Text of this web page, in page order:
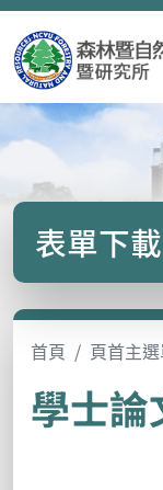
表單下載
首頁 頁首主
學士論